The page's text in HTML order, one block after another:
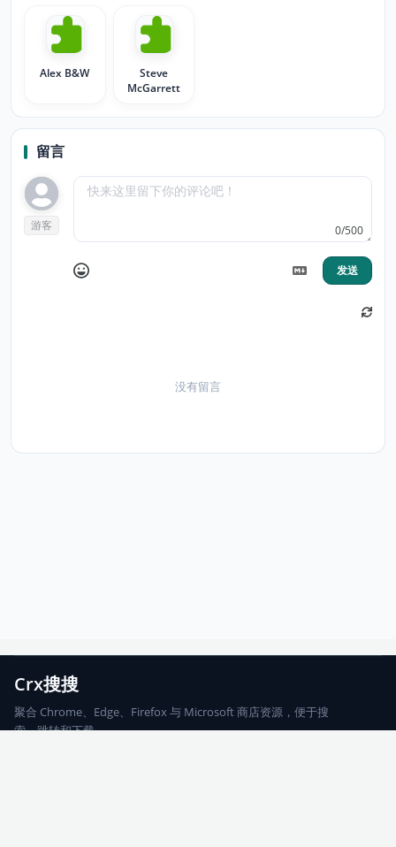
Alex B&W
Steve
McGarrett
留言
游客 0/500
发送
没有留言
Crx搜搜
聚合 Chrome、Edge、Firefox 与 Microsoft 商店资源，便于搜
索、跳转和下载。